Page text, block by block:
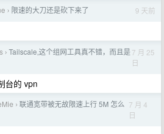
› 限速的大刀还是砍下来了 9 天前
› Tailscale,这个组网工具真不错，而且是7 月 25
日
台的 vpn
› 联通宽带被无故限速上行 5M 怎么 7 月 4
日